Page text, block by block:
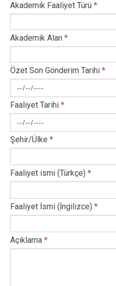
Akademik Faaliyet Türü *
Akademik Alan *
Özet Son Gönderim Tarihi *
Faaliyet Tarihi *
Şehir/Ülke *
Faaliyet ismi (Türkçe) *
Faaliyet İsmi (İngilizce) *
Açıklama *